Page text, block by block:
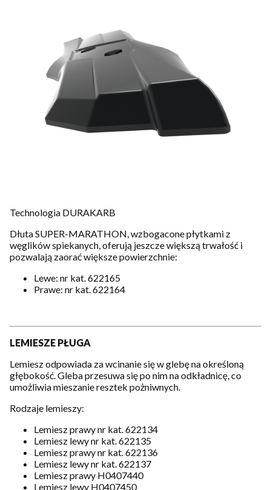
Technologia DURAKARB
Dłuta SUPER-MARATHON, wzbogacone płytkami z
węglików spiekanych, oferują jeszcze większą trwałość i
pozwalają zaorać większe powierzchnie:
Lewe: nr kat. 622165
Prawe: nr kat. 622164
LEMIESZE PŁUGA
Lemiesz odpowiada za wcinanie się w glebę na określoną
głębokość. Gleba przesuwa się po nim na odkładnicę, co
umożliwia mieszanie resztek pożniwnych.
Rodzaje lemieszy:
Lemiesz prawy nr kat. 622134
Lemiesz lewy nr kat. 622135
Lemiesz prawy nr kat. 622136
Lemiesz lewy nr kat. 622137
Lemiesz prawy H0407440
Lemiesz lewy H0407450